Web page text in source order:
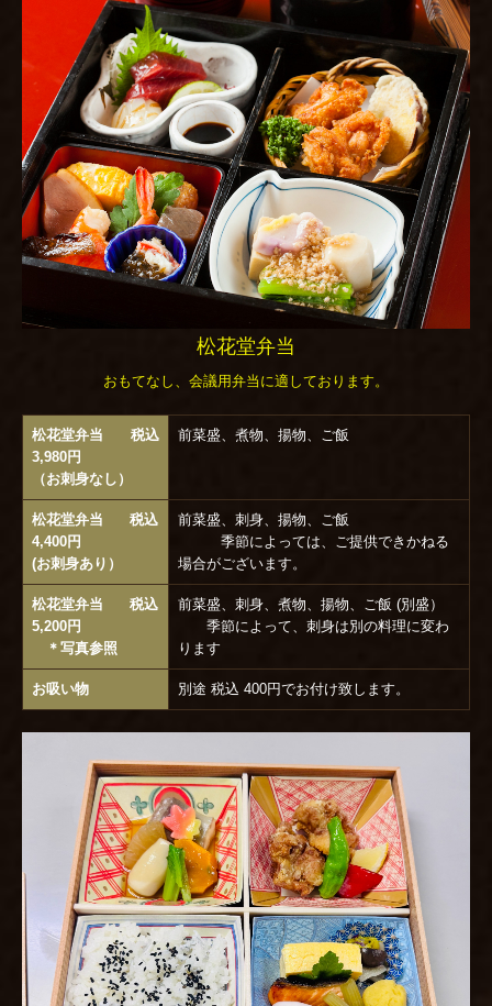
感染予防対策について
お食い初め
ご結納・お顔合わせ
ご婚礼
お誕生日 デザートプレート
松花堂弁当
おもてなし、会議用弁当に適しております。
松花堂弁当 税込
3,980円
（お刺身なし）
前菜盛、煮物、揚物、ご飯
松花堂弁当 税込
4,400円
(お刺身あり）
前菜盛、刺身、揚物、ご飯
季節によっては、ご提供できかねる
場合がございます。
松花堂弁当 税込
5,200円
＊写真参照
前菜盛、刺身、煮物、揚物、ご飯 (別盛）
季節によって、刺身は別の料理に変わ
ります
お吸い物 別途 税込 400円でお付け致します。